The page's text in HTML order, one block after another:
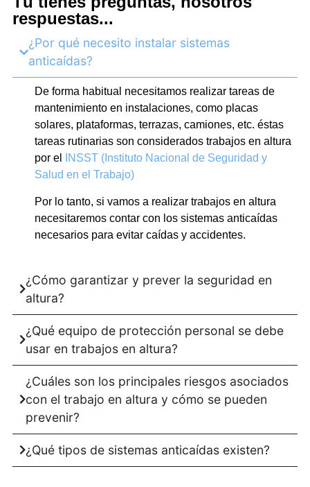
respuestas...
¿Por qué necesito instalar sistemas
anticaídas?
De forma habitual necesitamos realizar tareas de
mantenimiento en instalaciones, como placas
solares, plataformas, terrazas, camiones, etc. éstas
tareas rutinarias son considerados trabajos en altura
por el
INSST (Instituto Nacional de Seguridad y
Salud en el Trabajo)
Por lo tanto, si vamos a realizar trabajos en altura
necesitaremos contar con los sistemas anticaídas
necesarios para evitar caídas y accidentes.
¿Cómo garantizar y prever la seguridad en
altura?
¿Qué equipo de protección personal se debe
usar en trabajos en altura?
¿Cuáles son los principales riesgos asociados
con el trabajo en altura y cómo se pueden
prevenir?
¿Qué tipos de sistemas anticaídas existen?